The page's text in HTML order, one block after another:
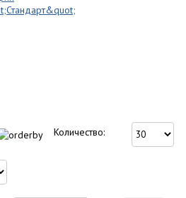
Количество: